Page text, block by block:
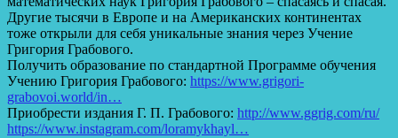
Другие тысячи в Европе и на Американских континентах
тоже открыли для себя уникальные знания через Учение
Григория Грабового.
Получить образование по стандартной Программе обучения
Учению Григория Грабового: https://www.grigori-
grabovoi.world/in…
Приобрести издания Г. П. Грабового: http://www.ggrig.com/ru/
https://www.instagram.com/loramykhayl…